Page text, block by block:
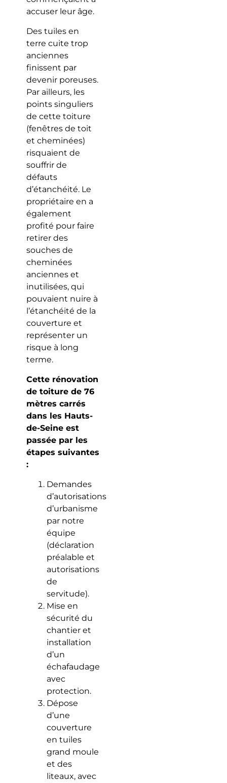
accuser leur âge.
Des tuiles en
terre cuite trop
anciennes
finissent par
devenir poreuses.
Par ailleurs, les
points singuliers
de cette toiture
(fenêtres de toit
et cheminées)
risquaient de
souffrir de
défauts
d’étanchéité. Le
propriétaire en a
également
profité pour faire
retirer des
souches de
cheminées
anciennes et
inutilisées, qui
pouvaient nuire à
l’étanchéité de la
couverture et
représenter un
risque à long
terme.
Cette rénovation
de toiture de 76
mètres carrés
dans les Hauts-
de-Seine est
passée par les
étapes suivantes
:
Demandes
d’autorisations
d’urbanisme
par notre
équipe
(déclaration
préalable et
autorisations
de
servitude).
Mise en
sécurité du
chantier et
installation
d’un
échafaudage
avec
protection.
Dépose
d’une
couverture
en tuiles
grand moule
et des
liteaux, avec